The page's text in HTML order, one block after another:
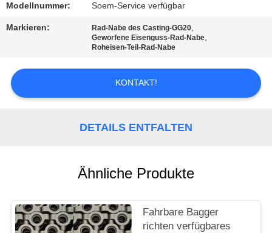
IN
VERBINDUNG
NACHRICHTEN
SITEMAP
Modellnummer: Soem-Service verfügbar
Markieren: Rad-Nabe des Casting-GG20,
Geworfene Eisenguss-Rad-Nabe,
Roheisen-Teil-Rad-Nabe
KONTAKT!
DETAILS ENTFALTEN
Ähnliche Produkte
Fahrbare Bagger
richten verfügbares